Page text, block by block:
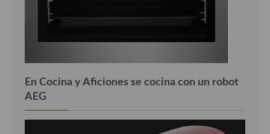
En Cocina y Aficiones se cocina con un robot
AEG